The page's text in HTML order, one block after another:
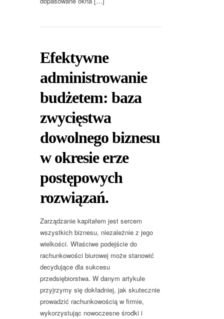
Efektywne
administrowanie
budżetem: baza
zwycięstwa
dowolnego biznesu
w okresie erze
postępowych
rozwiązań.
Zarządzanie kapitałem jest sercem
wszystkich biznesu, niezależnie z jego
wielkości. Właściwe podejście do
rachunkowości biurowej może stanowić
decydujące dla sukcesu
przedsiębiorstwa. W danym artykule
przyjrzymy się dokładniej, jak skutecznie
prowadzić rachunkowością w firmie,
wykorzystując nowoczesne środki i